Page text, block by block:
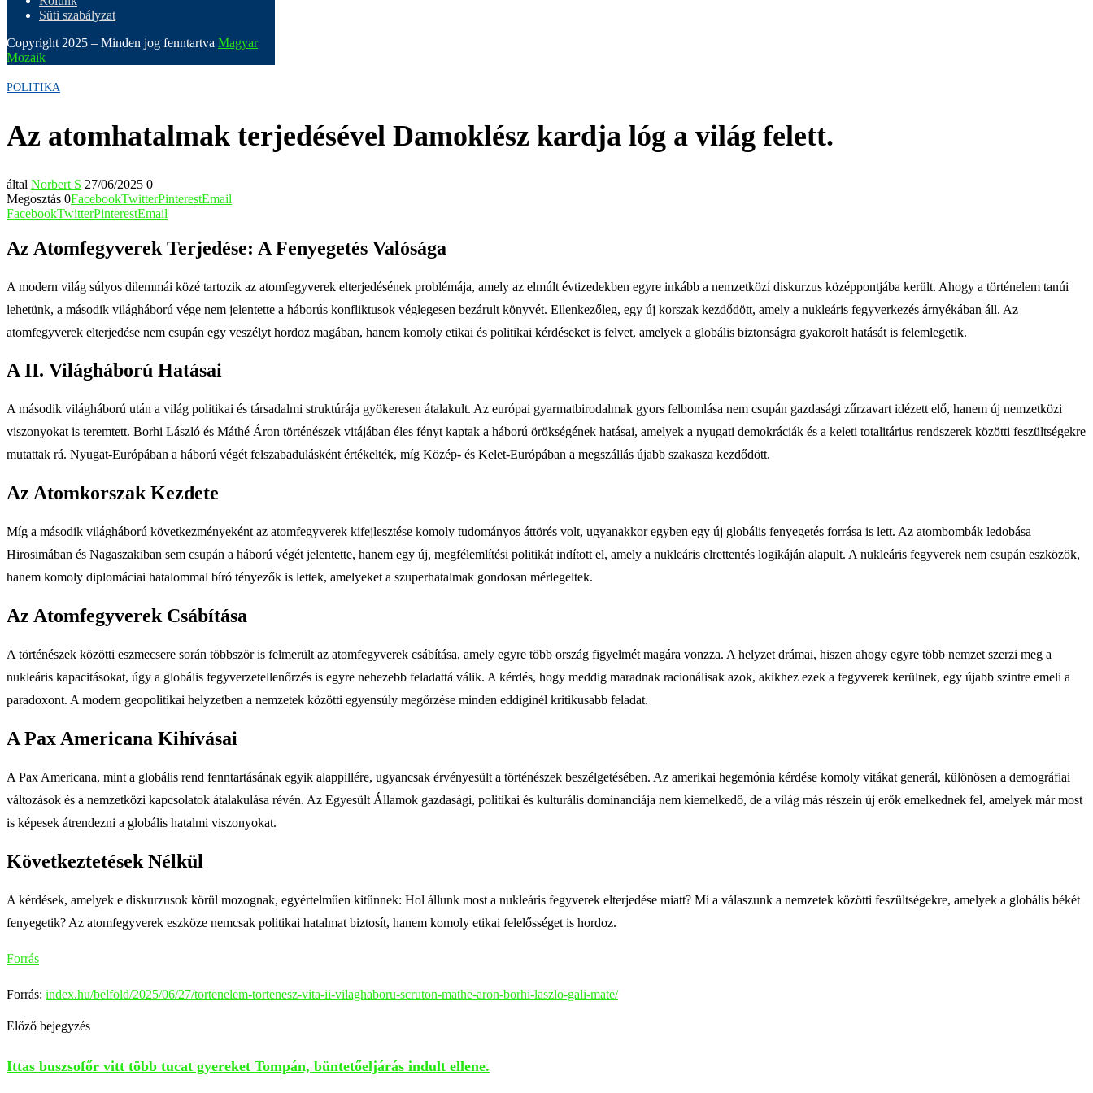
Süti szabályzat
Copyright 2025 – Minden jog fenntartva Magyar
Mozaik
POLITIKA
Az atomhatalmak terjedésével Damoklész kardja lóg a világ felett.
által Norbert S 27/06/2025 0
Megosztás 0FacebookTwitterPinterestEmail
FacebookTwitterPinterestEmail
Az Atomfegyverek Terjedése: A Fenyegetés Valósága
A modern világ súlyos dilemmái közé tartozik az atomfegyverek elterjedésének problémája, amely az elmúlt évtizedekben egyre inkább a nemzetközi diskurzus középpontjába került. Ahogy a történelem tanúi
lehetünk, a második világháború vége nem jelentette a háborús konfliktusok véglegesen bezárult könyvét. Ellenkezőleg, egy új korszak kezdődött, amely a nukleáris fegyverkezés árnyékában áll. Az
atomfegyverek elterjedése nem csupán egy veszélyt hordoz magában, hanem komoly etikai és politikai kérdéseket is felvet, amelyek a globális biztonságra gyakorolt hatását is felemlegetik.
A II. Világháború Hatásai
A második világháború után a világ politikai és társadalmi struktúrája gyökeresen átalakult. Az európai gyarmatbirodalmak gyors felbomlása nem csupán gazdasági zűrzavart idézett elő, hanem új nemzetközi
viszonyokat is teremtett. Borhi László és Máthé Áron történészek vitájában éles fényt kaptak a háború örökségének hatásai, amelyek a nyugati demokráciák és a keleti totalitárius rendszerek közötti feszültségekre
mutattak rá. Nyugat-Európában a háború végét felszabadulásként értékelték, míg Közép- és Kelet-Európában a megszállás újabb szakasza kezdődött.
Az Atomkorszak Kezdete
Míg a második világháború következményeként az atomfegyverek kifejlesztése komoly tudományos áttörés volt, ugyanakkor egyben egy új globális fenyegetés forrása is lett. Az atombombák ledobása
Hirosimában és Nagaszakiban sem csupán a háború végét jelentette, hanem egy új, megfélemlítési politikát indított el, amely a nukleáris elrettentés logikáján alapult. A nukleáris fegyverek nem csupán eszközök,
hanem komoly diplomáciai hatalommal bíró tényezők is lettek, amelyeket a szuperhatalmak gondosan mérlegeltek.
Az Atomfegyverek Csábítása
A történészek közötti eszmecsere során többször is felmerült az atomfegyverek csábítása, amely egyre több ország figyelmét magára vonzza. A helyzet drámai, hiszen ahogy egyre több nemzet szerzi meg a
nukleáris kapacitásokat, úgy a globális fegyverzetellenőrzés is egyre nehezebb feladattá válik. A kérdés, hogy meddig maradnak racionálisak azok, akikhez ezek a fegyverek kerülnek, egy újabb szintre emeli a
paradoxont. A modern geopolitikai helyzetben a nemzetek közötti egyensúly megőrzése minden eddiginél kritikusabb feladat.
A Pax Americana Kihívásai
A Pax Americana, mint a globális rend fenntartásának egyik alappillére, ugyancsak érvényesült a történészek beszélgetésében. Az amerikai hegemónia kérdése komoly vitákat generál, különösen a demográfiai
változások és a nemzetközi kapcsolatok átalakulása révén. Az Egyesült Államok gazdasági, politikai és kulturális dominanciája nem kiemelkedő, de a világ más részein új erők emelkednek fel, amelyek már most
is képesek átrendezni a globális hatalmi viszonyokat.
Következtetések Nélkül
A kérdések, amelyek e diskurzusok körül mozognak, egyértelműen kitűnnek: Hol állunk most a nukleáris fegyverek elterjedése miatt? Mi a válaszunk a nemzetek közötti feszültségekre, amelyek a globális békét
fenyegetik? Az atomfegyverek eszköze nemcsak politikai hatalmat biztosít, hanem komoly etikai felelősséget is hordoz.
Forrás
Forrás: index.hu/belfold/2025/06/27/tortenelem-tortenesz-vita-ii-vilaghaboru-scruton-mathe-aron-borhi-laszlo-gali-mate/
Előző bejegyzés
Ittas buszsofőr vitt több tucat gyereket Tompán, büntetőeljárás indult ellene.